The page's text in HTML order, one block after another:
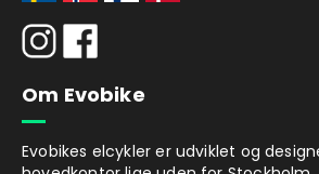
Om Evobike
Evobikes elcykler er udviklet og